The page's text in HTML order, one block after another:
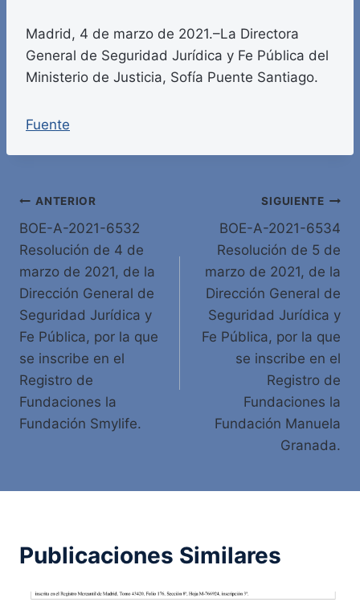
Madrid, 4 de marzo de 2021.–La Directora
General de Seguridad Jurídica y Fe Pública del
Ministerio de Justicia, Sofía Puente Santiago.
Fuente
Navegación
de
entradas
ANTERIOR
BOE-A-2021-6532
Resolución de 4 de
marzo de 2021, de la
Dirección General de
Seguridad Jurídica y
Fe Pública, por la que
se inscribe en el
Registro de
Fundaciones la
Fundación Smylife.
SIGUIENTE
BOE-A-2021-6534
Resolución de 5 de
marzo de 2021, de la
Dirección General de
Seguridad Jurídica y
Fe Pública, por la que
se inscribe en el
Registro de
Fundaciones la
Fundación Manuela
Granada.
Publicaciones Similares